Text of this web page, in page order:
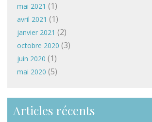
mai 2021 (1)
avril 2021 (1)
janvier 2021 (2)
octobre 2020 (3)
juin 2020 (1)
mai 2020 (5)
Articles récents